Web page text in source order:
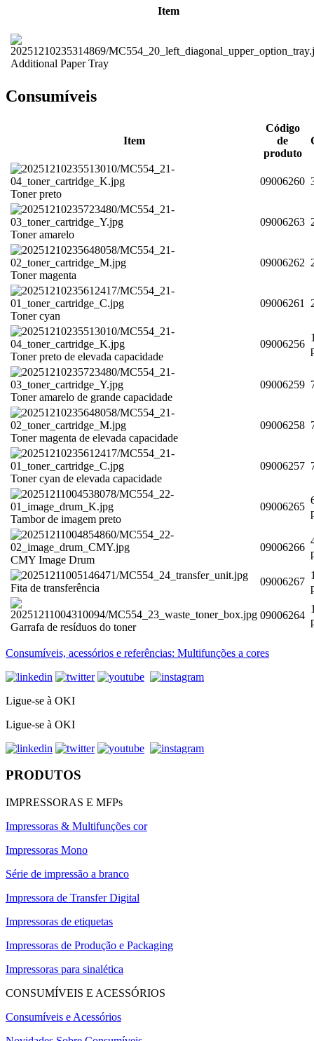
Item
Additional Paper Tray
Consumíveis
Item
Código
de
produto
Toner preto
09006260
Toner amarelo
09006263
Toner magenta
09006262
Toner cyan
09006261
Toner preto de elevada capacidade
09006256
Toner amarelo de grande capacidade
09006259
Toner magenta de elevada capacidade
09006258
Toner cyan de elevada capacidade
09006257
Tambor de imagem preto
09006265
CMY Image Drum
09006266
Fita de transferência
09006267
Garrafa de resíduos do toner
09006264
Consumíveis, acessórios e referências: Multifunções a cores
Ligue-se à OKI
Ligue-se à OKI
PRODUTOS
IMPRESSORAS E MFPs
Impressoras & Multifunções cor
Impressoras Mono
Série de impressão a branco
Impressora de Transfer Digital
Impressoras de etiquetas
Impressoras de Produção e Packaging
Impressoras para sinalética
CONSUMÍVEIS E ACESSÓRIOS
Consumíveis e Acessórios